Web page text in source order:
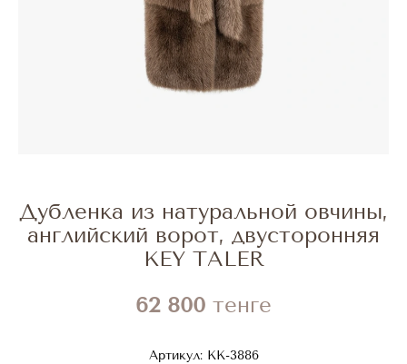
Дубленка из натуральной овчины,
английский ворот, двусторонняя
KEY TALER
62 800 тенге
Артикул:KK-3886